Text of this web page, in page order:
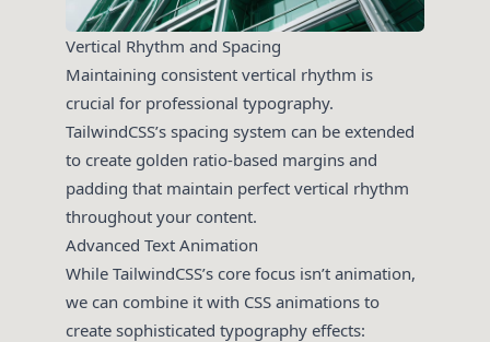
Vertical Rhythm and Spacing
Maintaining consistent vertical rhythm is
crucial for professional typography.
TailwindCSS’s spacing system can be extended
to create golden ratio-based margins and
padding that maintain perfect vertical rhythm
throughout your content.
Advanced Text Animation
While TailwindCSS’s core focus isn’t animation,
we can combine it with CSS animations to
create sophisticated typography effects: